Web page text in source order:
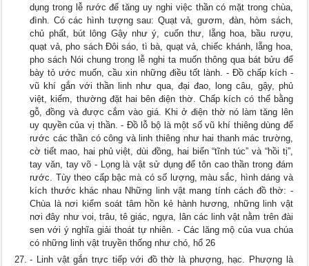
dụng trong lễ rước để tăng uy nghi việc thần có mặt trong chùa,
đình. Có các hình tượng sau: Quạt vả, gươm, đàn, hòm sách,
chủ phất, bút lông Gậy như ý, cuốn thư, lẵng hoa, bầu rượu,
quạt vả, pho sách Đôi sáo, tì bà, quạt vả, chiếc khánh, lẵng hoa,
pho sách Nói chung trong lễ nghi ta muốn thông qua bát bửu để
bày tỏ ước muốn, cầu xin những điều tốt lành. - Đồ chấp kích -
vũ khí gắn với thần linh như qua, đại đao, long câu, gậy, phủ
việt, kiếm, thường đặt hai bên điện thờ. Chấp kích có thể bằng
gỗ, đồng và được cắm vào giá. Khi ở điện thờ nó làm tăng lên
uy quyền của vị thần. - Đồ lỗ bộ là một số vũ khí thiêng dùng để
rước các thần có công và linh thiêng như hai thanh mác trường,
cờ tiết mao, hai phủ việt, dùi đồng, hai biển “tĩnh túc” và “hồi tị”,
tay văn, tay võ - Lọng là vật sử dụng để tôn cao thần trong đám
rước. Tùy theo cấp bậc mà có số lượng, màu sắc, hình dáng và
kích thước khác nhau Những linh vật mang tính cách đồ thờ: -
Chùa là nơi kiểm soát tâm hồn kẻ hành hương, những linh vật
nơi đây như voi, trâu, tê giác, ngựa, lân các linh vật nằm trên đài
sen với ý nghĩa giải thoát tự nhiên. - Các lăng mộ của vua chúa
có những linh vật truyền thống như chó, hổ 26
- Linh vật gắn trực tiếp với đồ thờ là phượng, hạc. Phượng là